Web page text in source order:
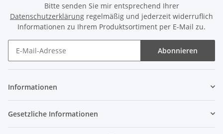
Bitte senden Sie mir entsprechend Ihrer
Datenschutzerklärung regelmäßig und jederzeit widerruflich
Informationen zu Ihrem Produktsortiment per E-Mail zu.
Abonnieren
Informationen
Gesetzliche Informationen